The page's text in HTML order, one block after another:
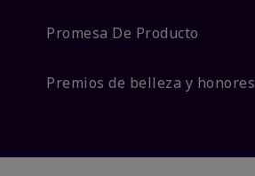
Promesa De Producto
Premios de belleza y honores